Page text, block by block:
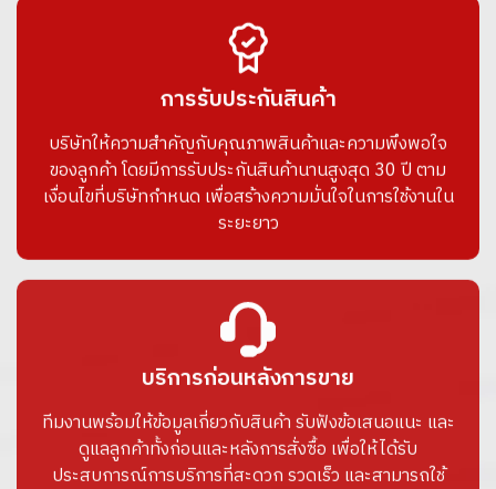
การรับประกันสินค้า
บริษัทให้ความสำคัญกับคุณภาพสินค้าและความพึงพอใจ
ของลูกค้า โดยมีการรับประกันสินค้านานสูงสุด 30 ปี ตาม
เงื่อนไขที่บริษัทกำหนด เพื่อสร้างความมั่นใจในการใช้งานใน
ระยะยาว
บริการก่อนหลังการขาย
ทีมงานพร้อมให้ข้อมูลเกี่ยวกับสินค้า รับฟังข้อเสนอแนะ และ
ดูแลลูกค้าทั้งก่อนและหลังการสั่งซื้อ เพื่อให้ได้รับ
ประสบการณ์การบริการที่สะดวก รวดเร็ว และสามารถใช้
งานสินค้าได้อย่างเต็มประสิทธิภาพ